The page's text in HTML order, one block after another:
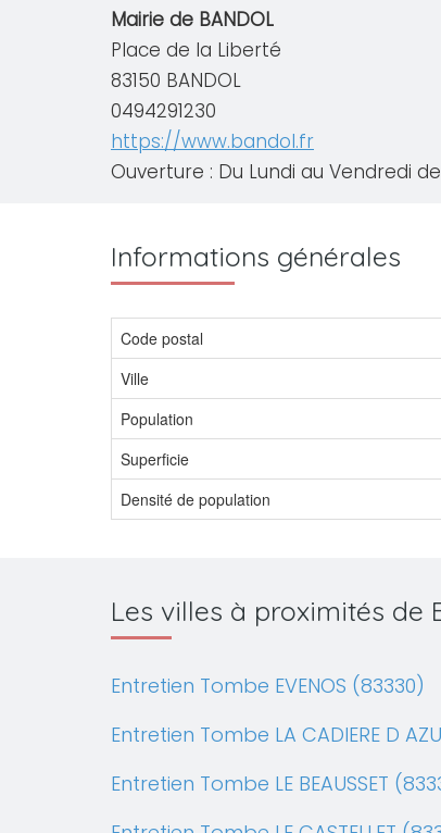
Mairie de BANDOL
Place de la Liberté
83150 BANDOL
0494291230
https://www.bandol.fr
Ouverture : Du Lundi au Vendredi
Informations générales
Code postal
Ville
Population
Superficie
Densité de population
Les villes à proximités de
Entretien Tombe EVENOS (83330)
Entretien Tombe LA CADIERE D
Entretien Tombe LE BEAUSSET